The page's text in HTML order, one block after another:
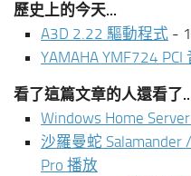
歷史上的今天...
A3D 2.22 驅動程式 -
YAMAHA YMF724 PCI
看了這篇文章的人還看了
Windows Home
沙羅曼蛇 Salamander
Pro 播放